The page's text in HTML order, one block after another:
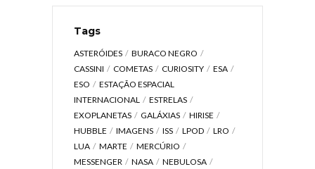
Tags
ASTERÓIDES
BURACO NEGRO
CASSINI
COMETAS CURIOSITY
ESA
ESO
ESTAÇÃO ESPACIAL
INTERNACIONAL
ESTRELAS
EXOPLANETAS
GALÁXIAS
HIRISE
HUBBLE
IMAGENS ISS LPOD
LRO
LUA
MARTE
MERCÚRIO
MESSENGER
NASA
NEBULOSA